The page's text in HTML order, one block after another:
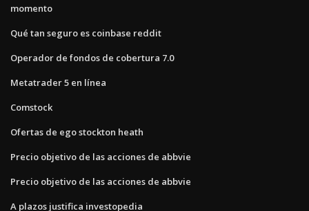
momento
Qué tan seguro es coinbase reddit
Operador de fondos de cobertura 7.0
Metatrader 5 en línea
Comstock
Ofertas de ego stockton heath
Precio objetivo de las acciones de abbvie
Precio objetivo de las acciones de abbvie
A plazos justifica investopedia